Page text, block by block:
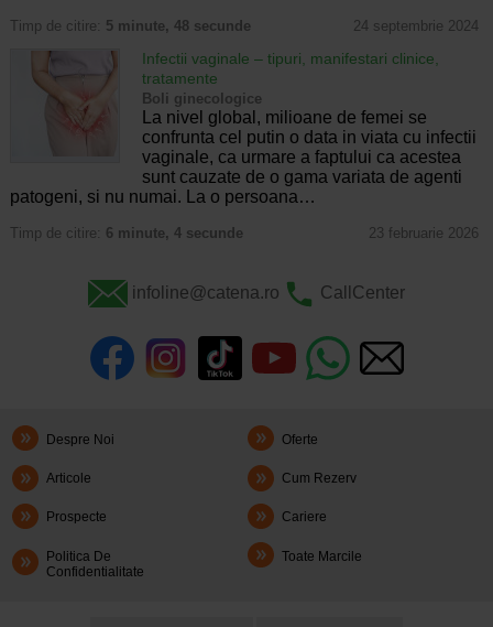
Timp de citire: 5 minute, 48 secunde 24 septembrie 2024
Infectii vaginale – tipuri, manifestari clinice,
tratamente
Boli ginecologice
La nivel global, milioane de femei se
confrunta cel putin o data in viata cu infectii
vaginale, ca urmare a faptului ca acestea
sunt cauzate de o gama variata de agenti
patogeni, si nu numai. La o persoana…
Timp de citire: 6 minute, 4 secunde 23 februarie 2026
infoline@catena.ro CallCenter
Despre Noi Oferte
Articole Cum Rezerv
Prospecte Cariere
Politica De
Confidentialitate
Toate Marcile